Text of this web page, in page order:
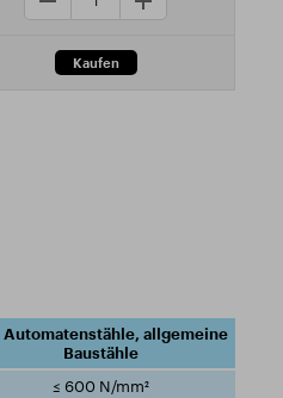
| Automatenstähle, allgemeine
Baustähle
≤ 600 N/mm²